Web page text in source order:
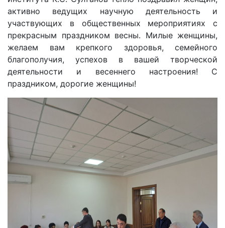
активно ведущих научную деятельность и
участвующих в общественных мероприятиях с
прекрасным праздником весны. Милые женщины,
желаем вам крепкого здоровья, семейного
благополучия, успехов в вашей творческой
деятельности и весеннего настроения! С
праздником, дорогие женщины!